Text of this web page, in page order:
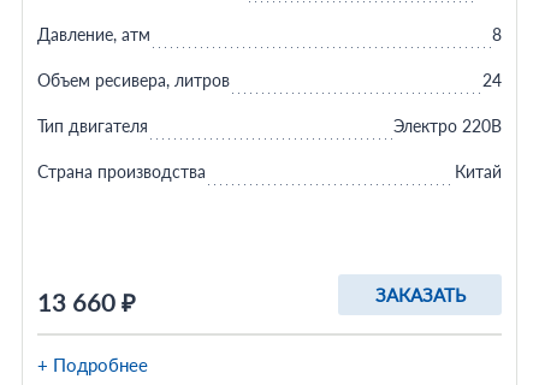
13 660 ₽ ЗАКАЗАТЬ
Давление, атм 8
Объем ресивера, литров 24
Тип двигателя Электро 220В
Страна производства Китай
+ Подробнее